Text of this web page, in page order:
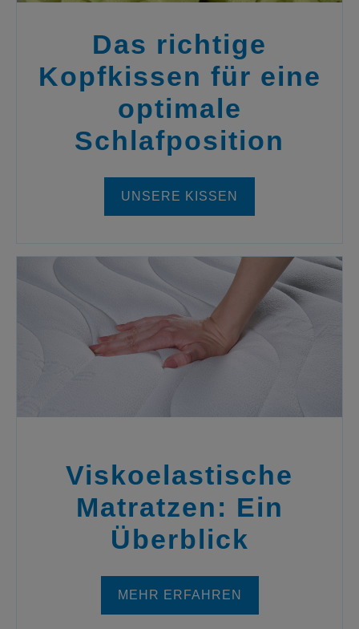
Das richtige
Kopfkissen für eine
optimale
Schlafposition
UNSERE KISSEN
Viskoelastische
Matratzen: Ein
Überblick
MEHR ERFAHREN